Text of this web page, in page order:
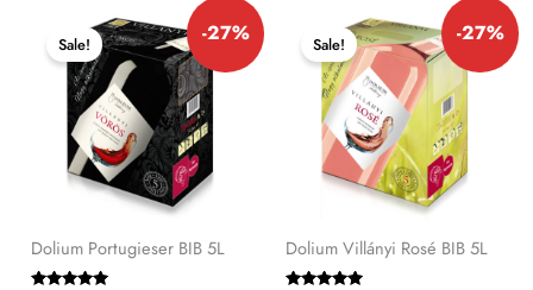
-27%
Sale!
Dolium Portugieser BIB 5L
Original
price
was:
5590 Ft.
Current
price
is:
4080 Ft.
-27%
Sale!
Dolium Villányi Rosé BIB 5L
Original
price
was:
5590 Ft.
Current
price
is:
4080 Ft.